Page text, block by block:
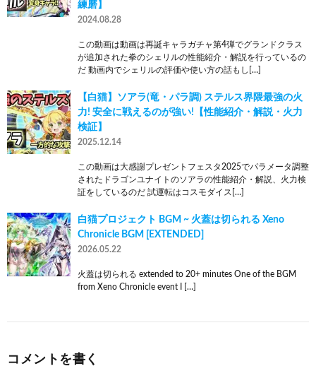
練磨】
2024.08.28
この動画は動画は再誕キャラガチャ第4弾でグランドクラス
が追加された拳のシェリルの性能紹介・解説を行っているの
だ 動画内でシェリルの評価や使い方の話もし[…]
【白猫】ソアラ(竜・パラ調) ステルス界隈最強の火
力! 安全に戦えるのが強い!【性能紹介・解説・火力
検証】
2025.12.14
この動画は大感謝プレゼントフェスタ2025でパラメータ調整
されたドラゴンユナイトのソアラの性能紹介・解説、火力検
証をしているのだ 試運転はコスモダイス[…]
白猫プロジェクト BGM ~ 火蓋は切られる Xeno
Chronicle BGM [EXTENDED]
2026.05.22
火蓋は切られる extended to 20+ minutes One of the BGM
from Xeno Chronicle event I […]
コメントを書く